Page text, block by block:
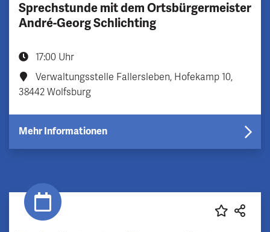
Sprechstunde mit dem Ortsbürgermeister
André-Georg Schlichting
17:00 Uhr
Verwaltungsstelle Fallersleben, Hofekamp 10,
38442 Wolfsburg
Mehr Informationen